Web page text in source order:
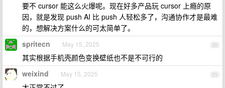
要不 cursor 能这么火爆呢。现在好多产品玩 cursor 上瘾的原
因，就是发现 push AI 比 push 人轻松多了，沟通协作才是最难
的，想解决方案什么的可太简单了。
20
spritecn May 15, 2025
其实根据手机壳颜色变换壁纸也不是不可行的
21
weixind May 15, 2025